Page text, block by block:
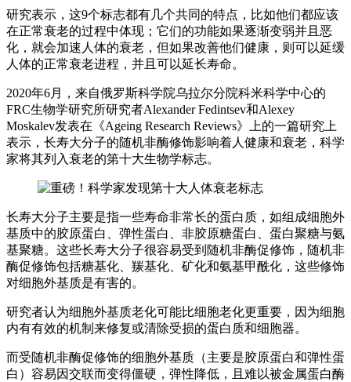
研究表示，这9个标志都有几个共同的特点，比如他们都应该
在正常衰老的过程中体现；它们的功能如果逐渐变弱并且恶
化，就会加速人体的衰老，但如果改善他们健康，则可以延缓
人体的正常衰老进程，并且可以延长寿命。
2020年6月，来自俄罗斯科学院乌拉尔分院科米科学中心的
FRC生物学研究所研究者Alexander Fedintsev和Alexey
Moskalev发表在《Ageing Research Reviews》上的一篇研究上
表示，长寿大分子的随机非酶修饰影响着人健康和衰老，科学
家将其列入衰老的第十大生物学标志。
长寿大分子主要是指一些寿命非常长的蛋白质，如组成细胞外
基质中的胶原蛋白、弹性蛋白、非胶原糖蛋白、蛋白聚糖与氨
基聚糖。这些长寿大分子很容易受到随机非酶促修饰，随机非
酶促修饰包括糖基化、羰基化、矿化和氨基甲酰化，这些修饰
对细胞外基质是有害的。
研究者认为细胞外基质老化可能比细胞老化更重要，因为细胞
内有有效的机制来修复或清除受损的蛋白质和细胞器。
而受随机非酶促修饰的细胞外基质（主要是胶原蛋白和弹性蛋
白）容易因交联而变得僵硬，弹性降低，且难以被金属蛋白酶